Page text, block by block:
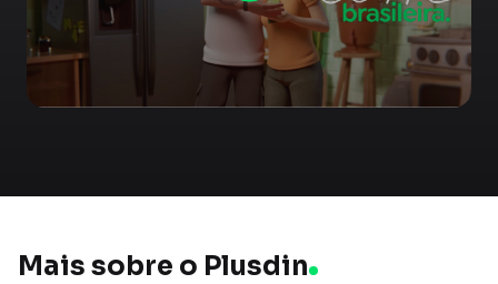
Mais sobre o Plusdin